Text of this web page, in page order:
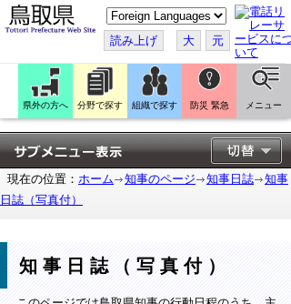
こ
の
ペ
ー
ジ
翻
訳
す
る
読み上げ 大 元
県外の方へ 分野で探す 組織で探す 防災 緊急 メニュー
現在の位置： ホーム 知事のページ 知事日誌
知事
日誌（写真付）
知事日誌（写真付）